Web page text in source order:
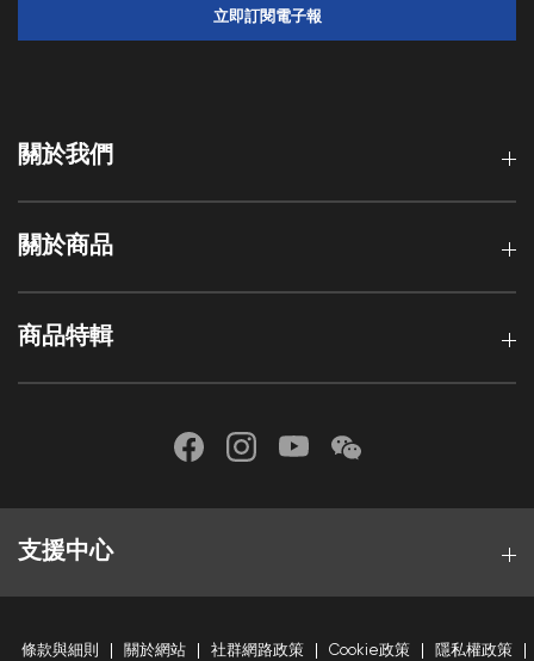
關於我們
關於商品
商品特輯
立即訂閱電子報
支援中心
條款與細則 關於網站 社群網路政策 Cookie政策 隱私權政策